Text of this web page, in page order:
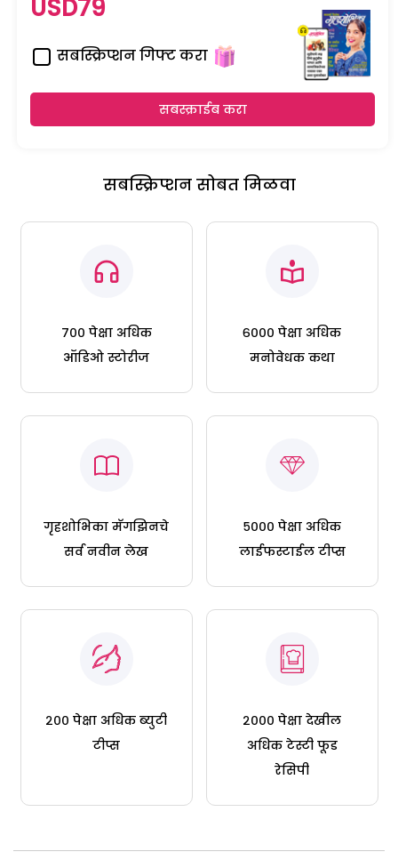
USD79
सबस्क्रिप्शन गिफ्ट करा
सबस्क्राईब करा
सबस्क्रिप्शन सोबत मिळवा
७०० पेक्षा अधिक
ऑडिओ स्टोरीज
६००० पेक्षा अधिक
मनोवेधक कथा
गृहशोभिका मॅगझिनचे
सर्व नवीन लेख
५००० पेक्षा अधिक
लाईफस्टाईल टीप्स
२०० पेक्षा अधिक ब्युटी
टीप्स
२००० पेक्षा देखील
अधिक टेस्टी फूड
रेसिपी